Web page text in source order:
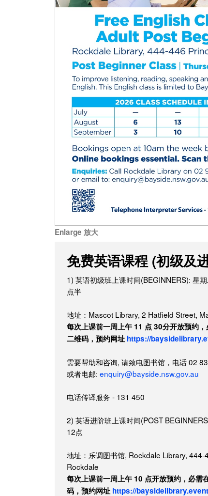
Enlarge 放大
免费英语课程 (初级及
1) 英语初级班上课时间(BEGINNERS): 星
点半
地址：Mascot Library, 2 Hatfield Street,
每次上课前一周上午 11 点 30分开放预约
二维码，预约网址 https://
需要帮助和咨询, 请致电图书馆，电话 02
或者电邮: enquiry@bayside.nsw.gov.au
电话传译服务 - 131 450
2) 英语进阶班上课时间(POST
12点
地址：乐调图书馆, Rockdale Library,
Rockdale
每次上课前一周上午 10 点开放预约，必需
码，预约网址 https://